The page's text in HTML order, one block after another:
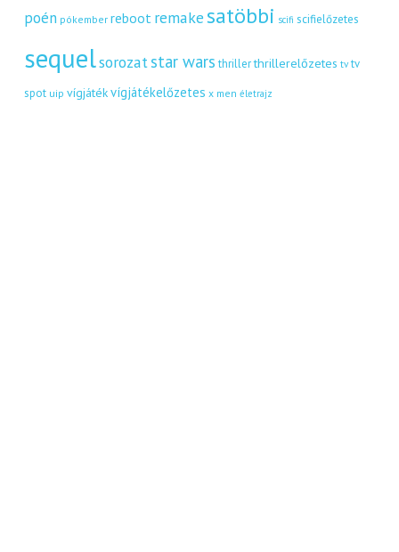
poén pókember reboot remakesatöbbi scifi scifielőzetes
sequelsorozatstar wars thriller thrillerelőzetes tv tv
spot uip vígjátékvígjátékelőzetes x men életrajz